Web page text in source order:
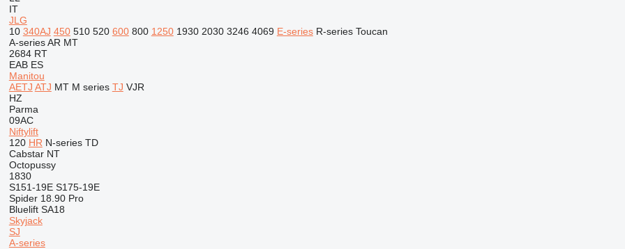
IT
JLG
10 340AJ 450 510 520 600 800 1250 1930 2030 3246 4069 E-series R-series Toucan
A-series AR MT
2684 RT
EAB ES
Manitou
AETJ ATJ MT M series TJ VJR
HZ
Parma
09AC
Niftylift
120 HR N-series TD
Cabstar NT
Octopussy
1830
S151-19E S175-19E
Spider 18.90 Pro
Bluelift SA18
Skyjack
SJ
A-series